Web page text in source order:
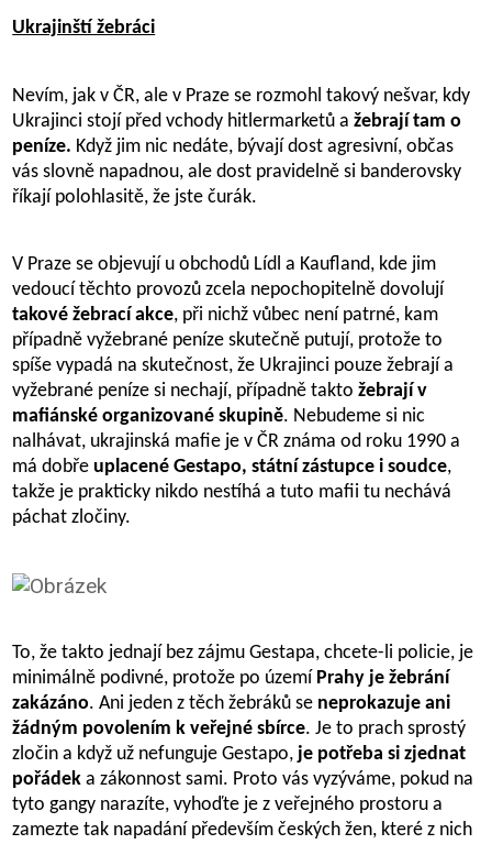
Ukrajinští žebráci
Nevím, jak v ČR, ale v Praze se rozmohl takový nešvar, kdy
Ukrajinci stojí před vchody hitlermarketů ažebrají tam o
peníze. Když jim nic nedáte, bývají dost agresivní, občas
vás slovně napadnou, ale dost pravidelně si banderovsky
říkají polohlasitě, že jste čurák.
V Praze se objevují u obchodů Lídl a Kaufland, kde jim
vedoucí těchto provozů zcela nepochopitelně dovolují
takové žebrací akce, při nichž vůbec není patrné, kam
případně vyžebrané peníze skutečně putují, protože to
spíše vypadá na skutečnost, že Ukrajinci pouze žebrají a
vyžebrané peníze si nechají, případně taktožebrají v
mafiánské organizované skupině. Nebudeme si nic
nalhávat, ukrajinská mafie je v ČR známa od roku 1990 a
má dobře uplacené Gestapo, státní zástupce i soudce,
takže je prakticky nikdo nestíhá a tuto mafii tu nechává
páchat zločiny.
To, že takto jednají bez zájmu Gestapa, chcete-li policie, je
minimálně podivné, protože po území Prahy je žebrání
zakázáno. Ani jeden z těch žebráků se neprokazuje ani
žádným povolením k veřejné sbírce. Je to prach sprostý
zločin a když už nefunguje Gestapo, je potřeba si zjednat
pořádek a zákonnost sami. Proto vás vyzýváme, pokud na
tyto gangy narazíte, vyhoďte je z veřejného prostoru a
zamezte tak napadání především českých žen, které z nich